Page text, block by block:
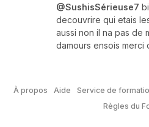
@SushisSérieuse7
decouvrire qui etais
aussi non il na pas de
damours ensois
À propos Aide Service de
Règles du